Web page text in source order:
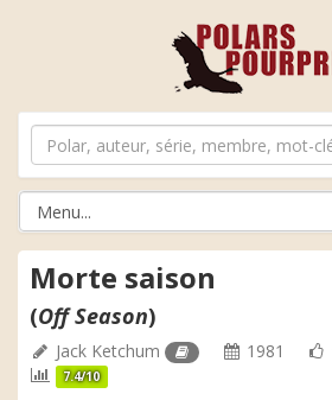
Morte saison
(Off Season)
Jack Ketchum 1981
7.4/10